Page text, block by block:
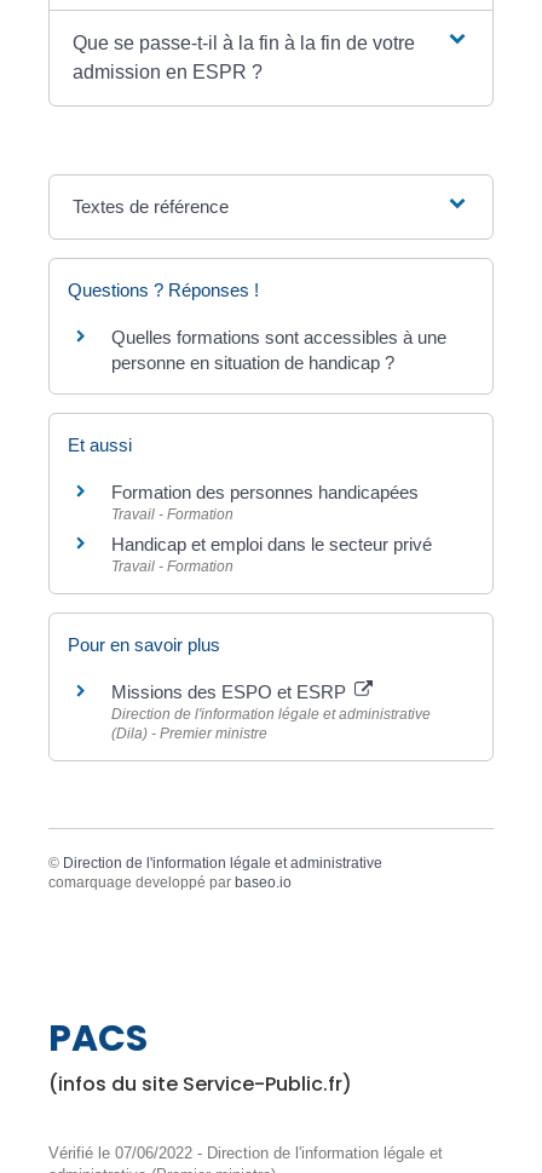
Que se passe-t-il à la fin à la fin de votre
admission en ESPR ?
Textes de référence
Questions ? Réponses !
Quelles formations sont accessibles à une
personne en situation de handicap ?
Et aussi
Formation des personnes handicapées
Travail - Formation
Handicap et emploi dans le secteur privé
Travail - Formation
Pour en savoir plus
Missions des ESPO et ESRP
Direction de l'information légale et administrative
(Dila) - Premier ministre
© Direction de l'information légale et administrative
comarquage developpé par baseo.io
PACS
(infos du site Service-Public.fr)
Vérifié le 07/06/2022 - Direction de l'information légale et